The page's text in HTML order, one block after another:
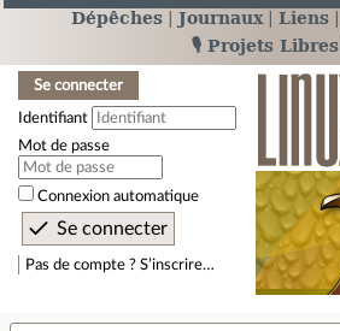
Dépêches Journaux Liens
🎙️ Projets Libres
Se connecter
Identifiant
Mot de passe
Connexion automatique
Pas de compte ? S’inscrire…